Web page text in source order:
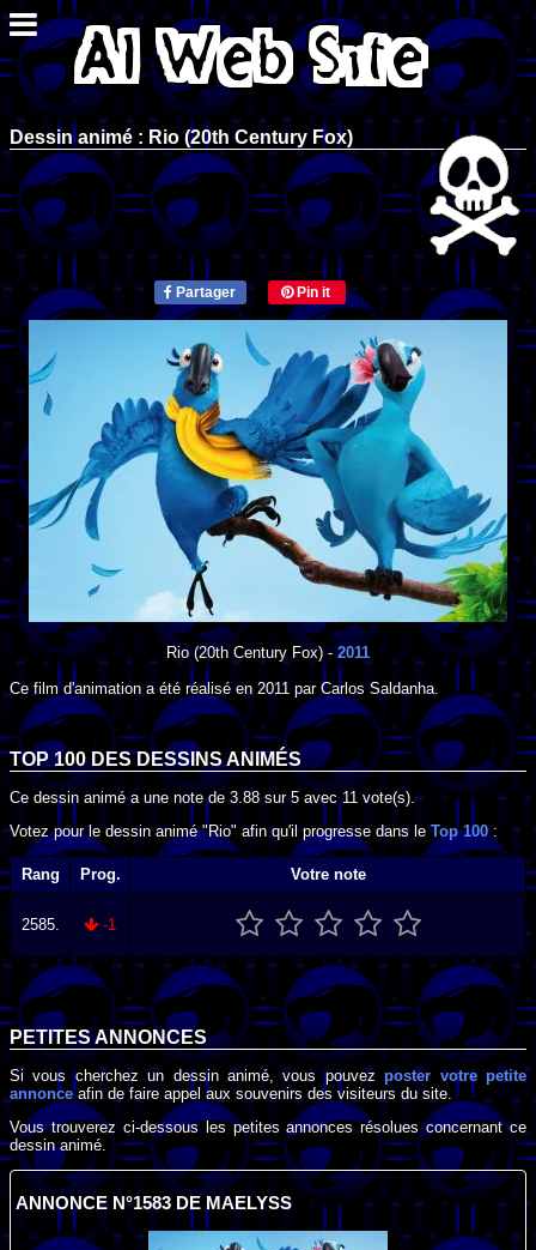
Dessin animé : Rio (20th Century Fox)
Partager Pin it
Rio (20th Century Fox) - 2011
Ce film d'animation a été réalisé en 2011 par Carlos Saldanha.
TOP 100 DESDESSINS ANIMÉS
Ce dessin animé a une note de 3.88sur5 avec11 vote(s).
Votez pour le dessin animé "Rio" afin qu'il progresse dans le Top 100:
Rang Prog. Votre note
2585. -1
PETITES ANNONCES
Si vous cherchez un dessin animé, vous pouvezposter votre petite
annonceafin de faire appel aux souvenirs des visiteurs du site.
Vous trouverez ci-dessous les petites annonces résolues concernant ce
dessin animé.
ANNONCE N°1583 DE MAELYSS